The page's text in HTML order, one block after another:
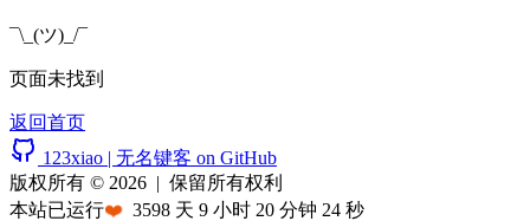
¯\_(ツ)_/¯
页面未找到
返回首页
123xiao | 无名键客 on GitHub
版权所有 © 2026 | 保留所有权利
本站已运行❤️ 3598 天 9 小时 20 分钟 24 秒